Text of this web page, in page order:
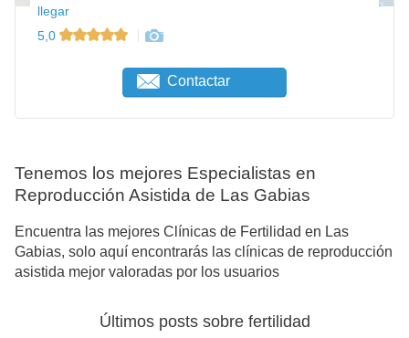
llegar
5,0
Contactar
Tenemos los mejores Especialistas en
Reproducción Asistida de Las Gabias
Encuentra las mejores Clínicas de Fertilidad en Las
Gabias, solo aquí encontrarás las clínicas de reproducción
asistida mejor valoradas por los usuarios
Últimos posts sobre fertilidad